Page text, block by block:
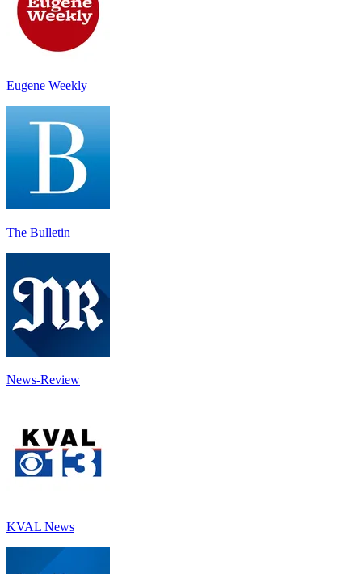
Eugene Weekly
The Bulletin
News-Review
KVAL News